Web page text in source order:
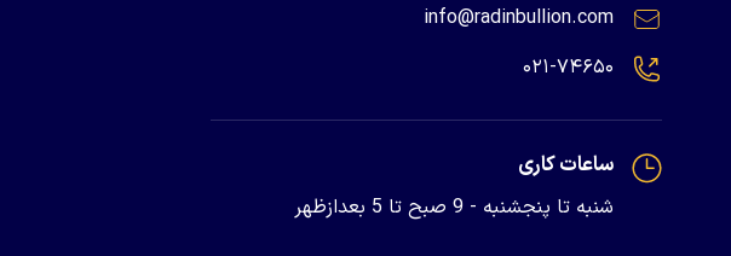
info@radinbullion.com
۰۲۱-۷۴۶۵۰
ساعات کاری
شنبه تا پنجشنبه - 9 صبح تا 5 بعدازظهر